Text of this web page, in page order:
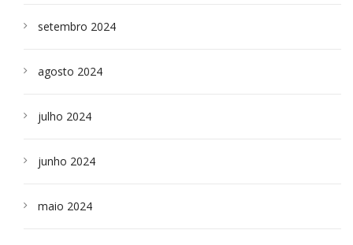
setembro 2024
agosto 2024
julho 2024
junho 2024
maio 2024